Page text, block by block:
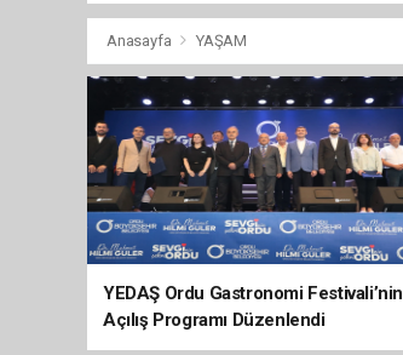
Anasayfa YAŞAM
YEDAŞ Ordu Gastronomi Festivali’nin
Açılış Programı Düzenlendi